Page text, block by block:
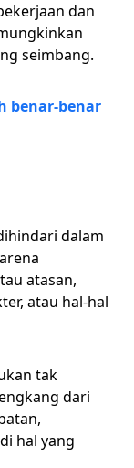
dan
seimbang.
benar-benar
dalam
atasan,
atau hal-hal
tak
dari
hal yang